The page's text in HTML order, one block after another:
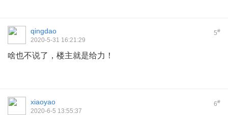
5#
qingdao
2020-5-31 16:21:29
啥也不说了，楼主就是给力！
6#
xiaoyao
2020-6-5 13:55:37